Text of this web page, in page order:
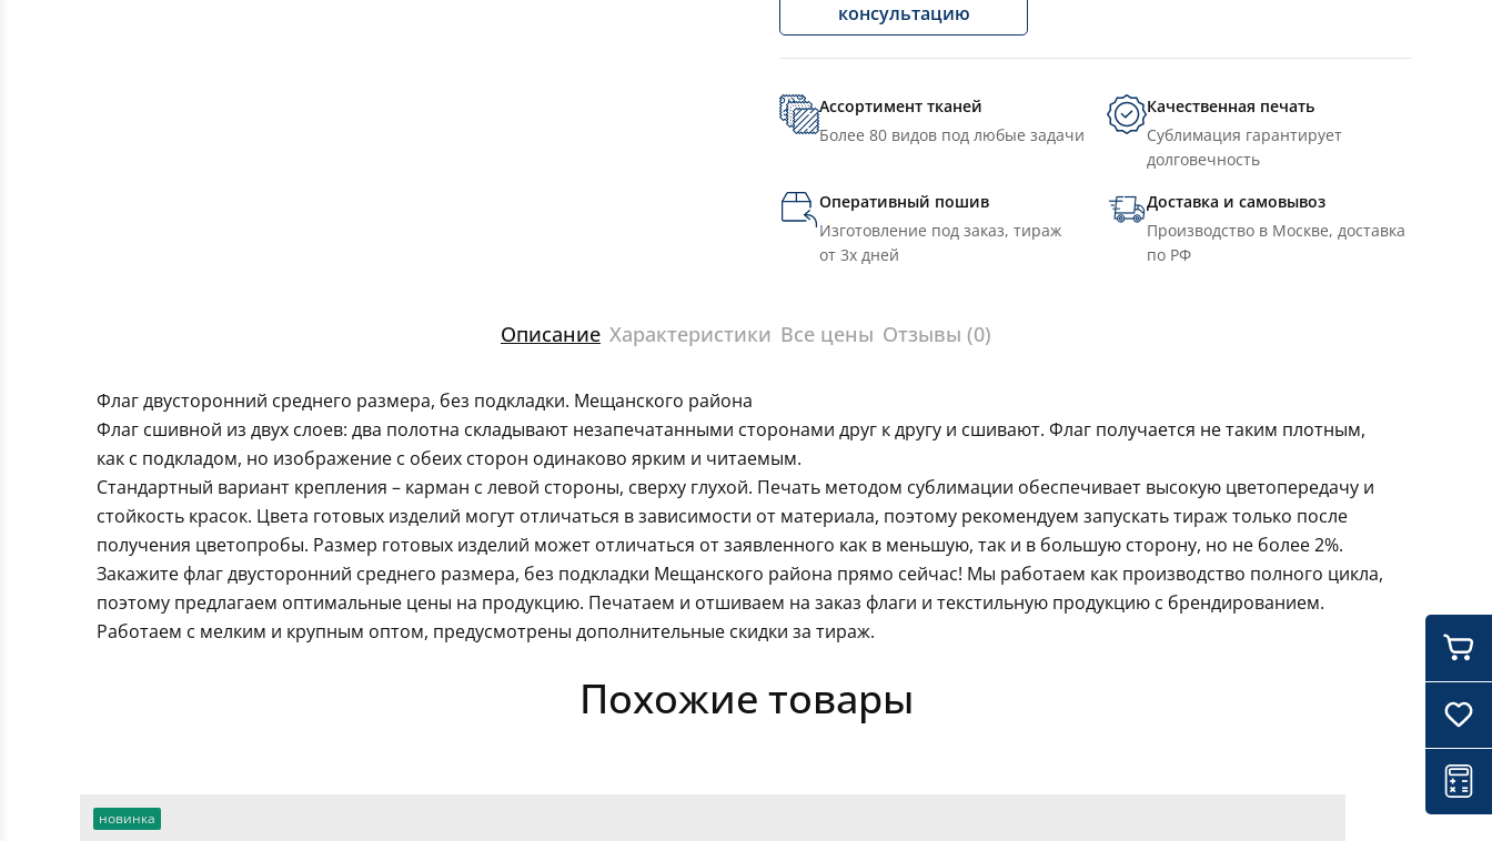
консультацию
Ассортимент тканей
Более 80 видов под любые задачи
Качественная печать
Сублимация гарантирует
долговечность
Оперативный пошив
Изготовление под заказ, тираж
от 3х дней
Доставка и самовывоз
Производство в Москве, доставка
по РФ
Описание Характеристики Все цены Отзывы (0)
Флаг двусторонний среднего размера, без подкладки. Мещанского района
Флаг сшивной из двух слоев: два полотна складывают незапечатанными сторонами друг к другу и сшивают. Флаг получается не таким плотным,
как с подкладом, но изображение с обеих сторон одинаково ярким и читаемым.
Стандартный вариант крепления – карман с левой стороны, сверху глухой. Печать методом сублимации обеспечивает высокую цветопередачу и
стойкость красок. Цвета готовых изделий могут отличаться в зависимости от материала, поэтому рекомендуем запускать тираж только после
получения цветопробы. Размер готовых изделий может отличаться от заявленного как в меньшую, так и в большую сторону, но не более 2%.
Закажите флаг двусторонний среднего размера, без подкладки Мещанского района прямо сейчас! Мы работаем как производство полного цикла,
поэтому предлагаем оптимальные цены на продукцию. Печатаем и отшиваем на заказ флаги и текстильную продукцию с брендированием.
Работаем с мелким и крупным оптом, предусмотрены дополнительные скидки за тираж.
Похожие товары
новинка